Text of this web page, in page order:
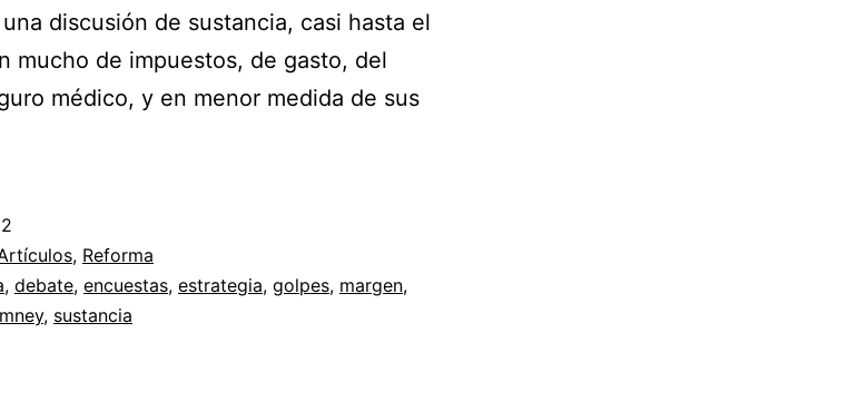
discusión de sustancia, casi hasta el
mucho de impuestos, de gasto, del
médico, y en menor medida de sus
, Reforma
, debate, encuestas, estrategia, golpes, margen,
, sustancia